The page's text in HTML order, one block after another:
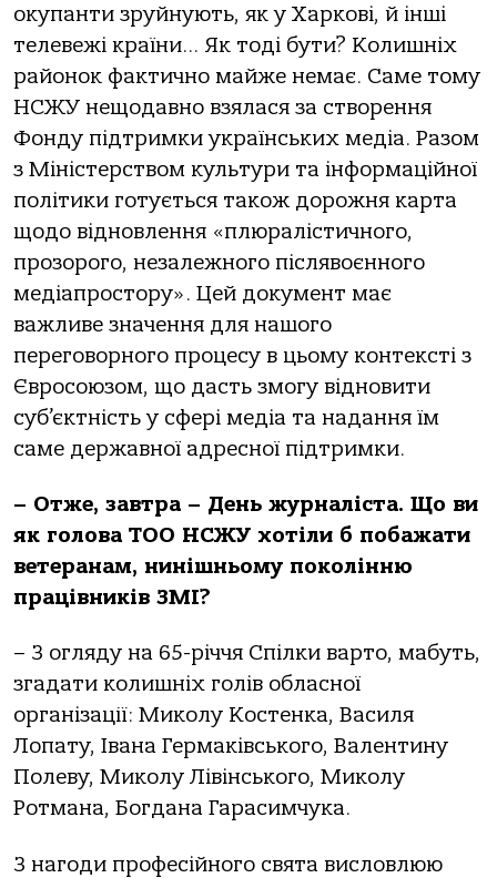
окупанти зруйнують, як у Харкові, й інші
телевежі країни… Як тоді бути? Колишніх
районок фактично майже немає. Саме тому
НСЖУ нещодавно взялася за створення
Фонду підтримки українських медіа. Разом
з Міністерством культури та інформаційної
політики готується також дорожня карта
щодо відновлення «плюралістичного,
прозорого, незалежного післявоєнного
медіапростору». Цей документ має
важливе значення для нашого
переговорного процесу в цьому контексті з
Євросоюзом, що дасть змогу відновити
суб’єктність у сфері медіа та надання їм
саме державної адресної підтримки.
– Отже, завтра – День журналіста. Що ви
як голова ТОО НСЖУ хотіли б побажати
ветеранам, нинішньому поколінню
працівників ЗМІ?
– З огляду на 65-річчя Спілки варто, мабуть,
згадати колишніх голів обласної
організації: Миколу Костенка, Василя
Лопату, Івана Гермаківського, Валентину
Полеву, Миколу Лівінського, Миколу
Ротмана, Богдана Гарасимчука.
З нагоди професійного свята висловлюю